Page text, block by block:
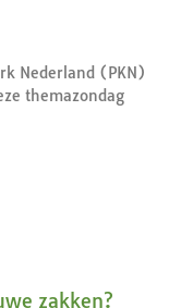
Nederland (PKN)
themazondag
zakken?